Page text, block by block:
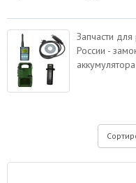
Запчасти
России -